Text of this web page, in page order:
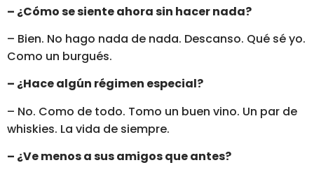
– ¿Cómo se siente ahora sin hacer nada?
– Bien. No hago nada de nada. Descanso. Qué sé yo.
Como un burgués.
– ¿Hace algún régimen especial?
– No. Como de todo. Tomo un buen vino. Un par de
whiskies. La vida de siempre.
– ¿Ve menos a sus amigos que antes?